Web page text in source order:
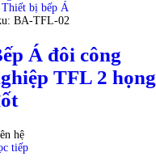
Thiết bị bếp Á
BA-TFL-02
Á đôi công
TFL 2 họng
hệ
tiếp